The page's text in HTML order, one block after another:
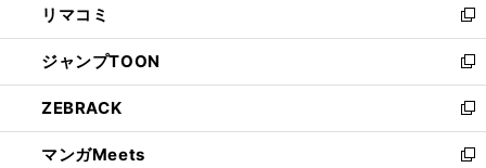
で
開
く
ド
ウ
で
開
く
ィ
ン
ド
ウ
で
開
く
い
ウ
ィ
ン
ド
ウ
で
リマコミ
新
し
い
ウ
ィ
ン
ド
ジャンプTOON
新
し
い
ウ
ィ
ZEBRACK
新
し
い
マンガMeets
新